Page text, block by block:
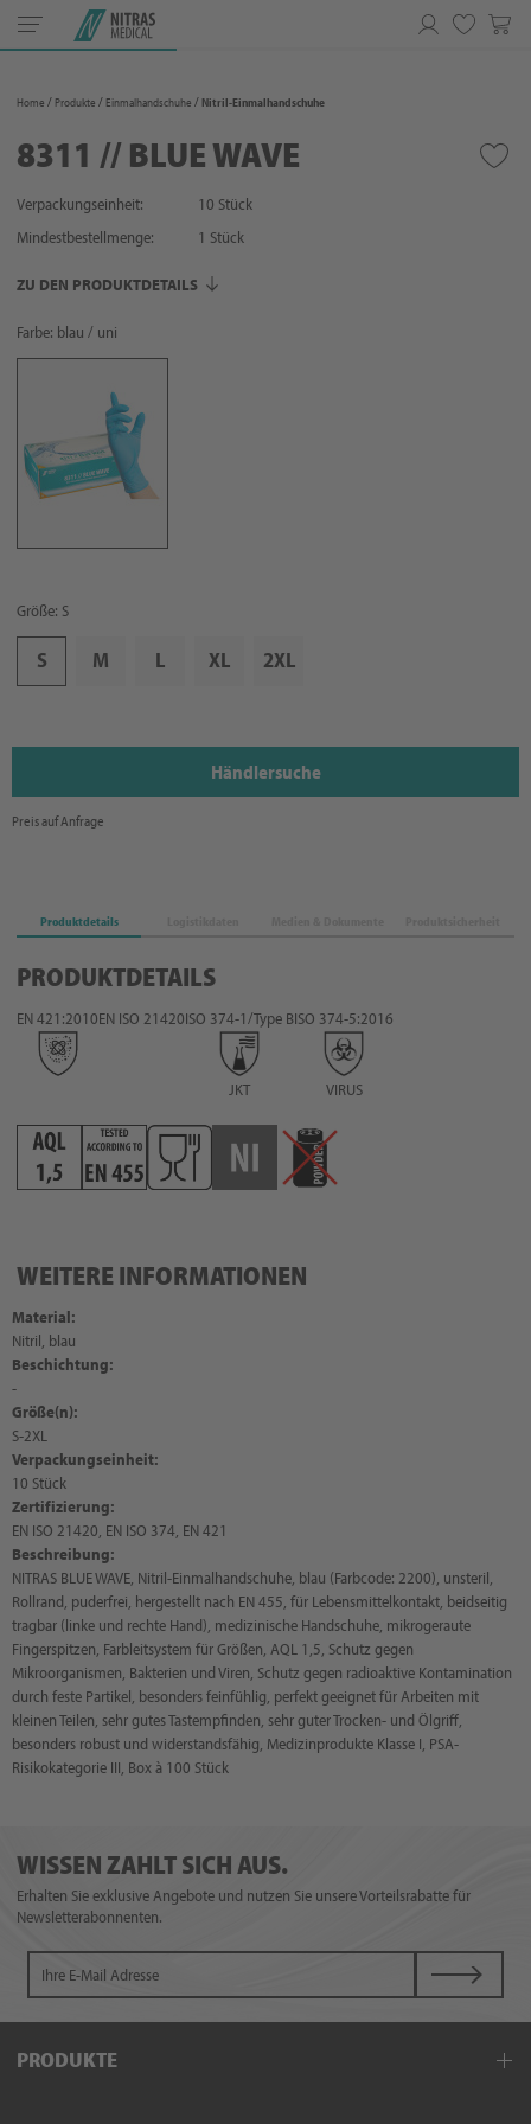
Toggle
navigation
Home Produkte Einmalhandschuhe Nitril-Einmalhandschuhe
8311 // BLUE WAVE
Verpackungseinheit:
10 Stück
Mindestbestellmenge:
1 Stück
ZU DEN PRODUKTDETAILS
Farbe: blau / uni
Größe: S
S M L XL 2XL
Händlersuche
Preis auf Anfrage
Produktdetails
PRODUKTDETAILS
EN 421:2010EN ISO 21420ISO 374-1/Type B
JKT
ISO 374-5:2016
VIRUS
WEITERE INFORMATIONEN
Material:
Nitril, blau
Beschichtung:
-
Größe(n):
S-2XL
Verpackungseinheit:
10 Stück
Zertifizierung:
EN ISO 21420, EN ISO 374, EN 421
Beschreibung:
NITRAS BLUE WAVE, Nitril-Einmalhandschuhe, blau (Farbcode: 2200), unsteril,
Rollrand, puderfrei, hergestellt nach EN 455, für Lebensmittelkontakt, beidseitig
tragbar (linke und rechte Hand), medizinische Handschuhe, mikrogeraute
Fingerspitzen, Farbleitsystem für Größen, AQL 1,5, Schutz gegen
Mikroorganismen, Bakterien und Viren, Schutz gegen radioaktive Kontamination
durch feste Partikel, besonders feinfühlig, perfekt geeignet für Arbeiten mit
kleinen Teilen, sehr gutes Tastempfinden, sehr guter Trocken- und Ölgriff,
besonders robust und widerstandsfähig, Medizinprodukte Klasse I, PSA-
Risikokategorie III, Box à 100 Stück
WISSEN ZAHLT SICH AUS.
Erhalten Sie exklusive Angebote und nutzen Sie unsere Vorteilsrabatte für
Newsletterabonnenten.
PRODUKTE